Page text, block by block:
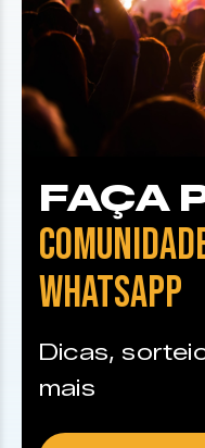
FAÇA
WHATSAPP
Dicas,
mais